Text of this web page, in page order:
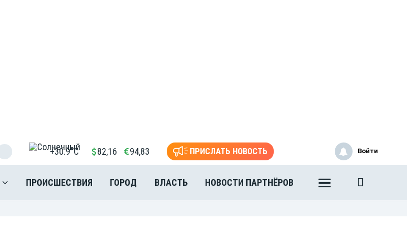
+30.9°C 82,16 94,83 ПРИСЛАТЬ НОВОСТЬ
ПРОИСШЕСТВИЯ ГОРОД ВЛАСТЬ НОВОСТИ ПАРТНЁРОВ
Войти